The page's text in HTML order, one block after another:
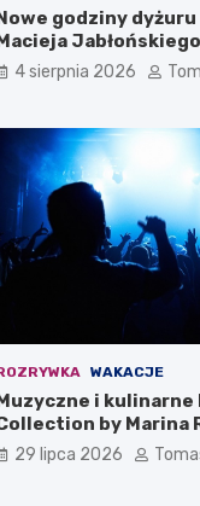
Nowe godziny
Macieja Jabłońskiego
4 sierpnia 2026
WAKACJE
i kulinarne
by Marina
29 lipca 2026